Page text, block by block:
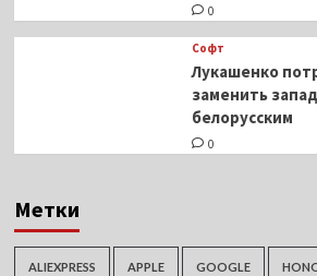
0
Софт
Лукашенко
заменить
белорусским
0
Метки
ALIEXPRESS APPLE GOOGLE